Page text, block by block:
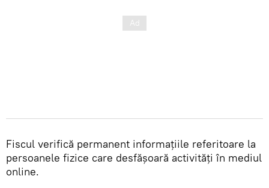
Fiscul verifică permanent informațiile referitoare la
persoanele fizice care desfășoară activități în mediul
online.